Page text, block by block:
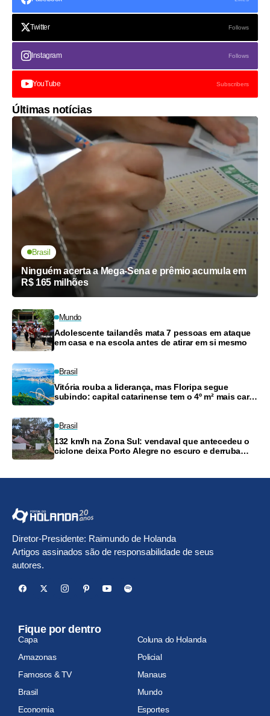
Twitter Follows
Instagram Follows
YouTube Subscribers
Últimas notícias
Brasil
Ninguém acerta a Mega-Sena e prêmio acumula em
R$ 165 milhões
Mundo
Adolescente tailandês mata 7 pessoas em ataque
em casa e na escola antes de atirar em si mesmo
Brasil
Vitória rouba a liderança, mas Floripa segue
subindo: capital catarinense tem o 4º m² mais caro
Brasil
132 km/h na Zona Sul: vendaval que antecedeu o
ciclone deixa Porto Alegre no escuro e derruba
Diretor-Presidente: Raimundo de Holanda
Artigos assinados são de responsabilidade de seus
autores.
Fique por dentro
Capa
Coluna do Holanda
Amazonas
Policial
Famosos & TV
Manaus
Brasil
Mundo
Economia
Esportes